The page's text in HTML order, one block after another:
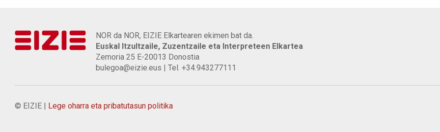
NOR da NOR, EIZIE Elkartearen ekimen bat da.
Euskal Itzultzaile, Zuzentzaile eta Interpreteen Elkartea
Zemoria 25 E-20013 Donostia
bulegoa@eizie.eus | Tel. +34.943277111
© EIZIE | Lege oharra eta pribatutasun politika